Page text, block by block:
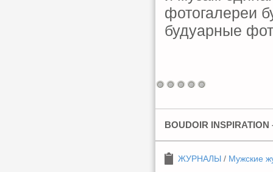
фотогалереи
будуарные
BOUDOIR
ЖУРНАЛЫ / Мужские